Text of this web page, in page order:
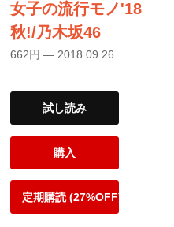
女子の流行モノ'18
秋!/乃木坂46
662円 — 2018.09.26
試し読み
購入
定期購読 (27%OFF)